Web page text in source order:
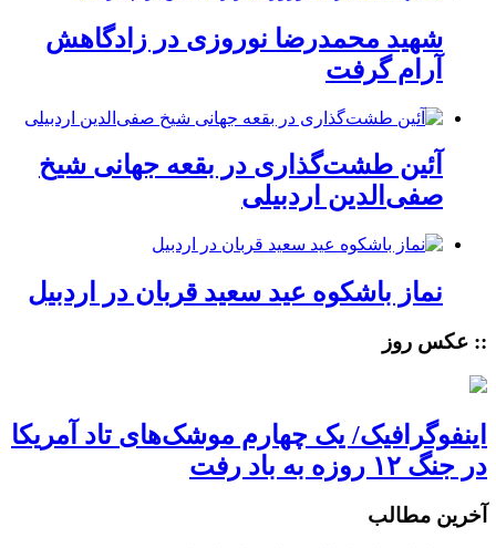
شهید محمدرضا نوروزی در زادگاهش
آرام گرفت
آئین طشت‌گذاری در بقعه جهانی شیخ
صفی‌الدین اردبیلی
نماز باشکوه عید سعید قربان در اردبیل
:: عکس روز
اینفوگرافیک/ یک چهارم موشک‌های تاد آمریکا
در جنگ ۱۲ روزه به باد رفت
آخرین مطالب